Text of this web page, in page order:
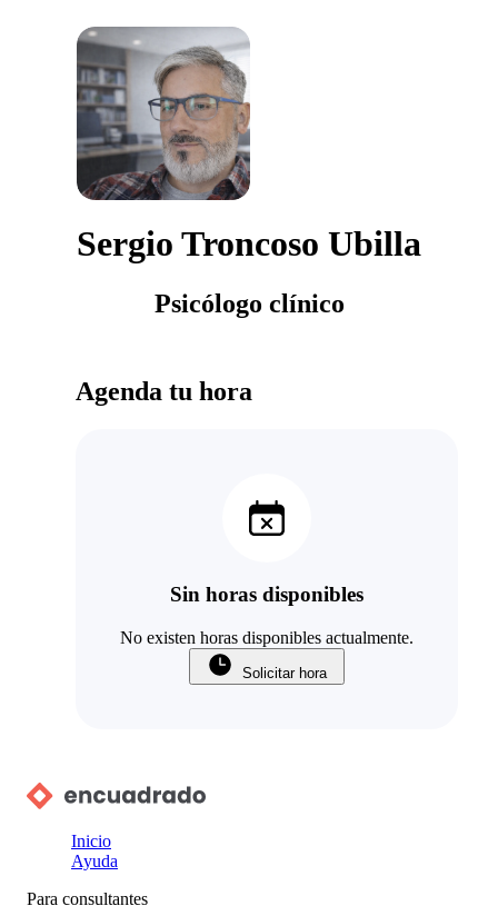
Sergio Troncoso Ubilla
Psicólogo clínico
Agenda tu hora
Sin horas disponibles
No existen horas disponibles actualmente.
Solicitar hora
Inicio
Ayuda
Para consultantes